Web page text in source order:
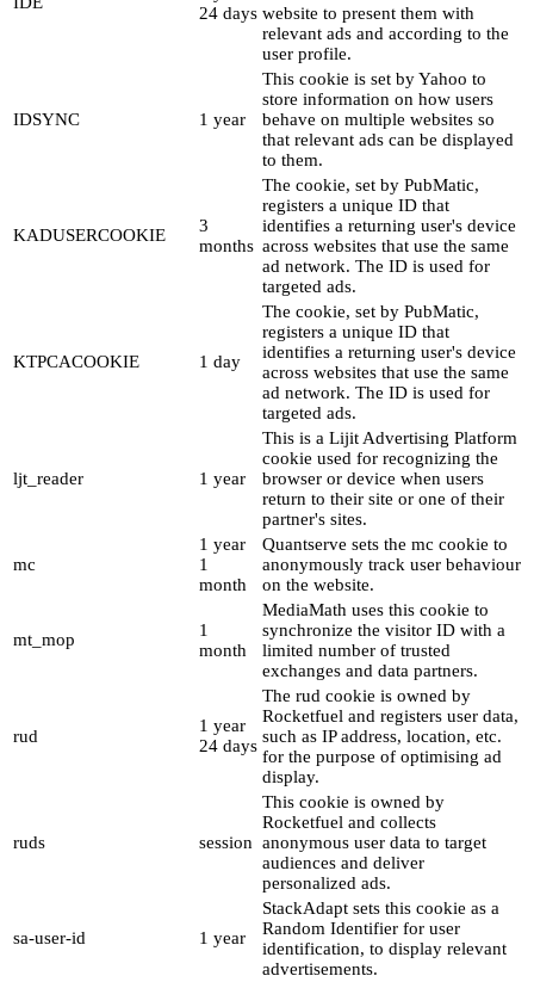
24 days website to present them with
relevant ads and according to the
user profile.
IDSYNC 1 year
This cookie is set by Yahoo to
store information on how users
behave on multiple websites so
that relevant ads can be displayed
to them.
KADUSERCOOKIE
3
months
The cookie, set by PubMatic,
registers a unique ID that
identifies a returning user's device
across websites that use the same
ad network. The ID is used for
targeted ads.
KTPCACOOKIE 1 day
The cookie, set by PubMatic,
registers a unique ID that
identifies a returning user's device
across websites that use the same
ad network. The ID is used for
targeted ads.
ljt_reader 1 year
This is a Lijit Advertising Platform
cookie used for recognizing the
browser or device when users
return to their site or one of their
partner's sites.
mc
1 year
1
month
Quantserve sets the mc cookie to
anonymously track user behaviour
on the website.
mt_mop
1
month
MediaMath uses this cookie to
synchronize the visitor ID with a
limited number of trusted
exchanges and data partners.
rud
1 year
24 days
The rud cookie is owned by
Rocketfuel and registers user data,
such as IP address, location, etc.
for the purpose of optimising ad
display.
ruds session
This cookie is owned by
Rocketfuel and collects
anonymous user data to target
audiences and deliver
personalized ads.
sa-user-id 1 year
StackAdapt sets this cookie as a
Random Identifier for user
identification, to display relevant
advertisements.